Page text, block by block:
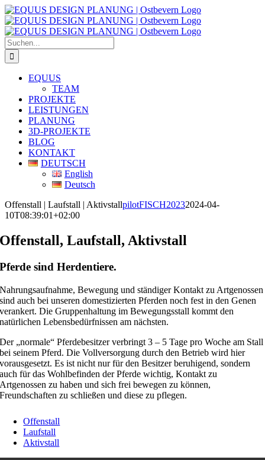
Zum
Inhalt
springen
Suche
nach:
EQUUS
TEAM
PROJEKTE
LEISTUNGEN
PLANUNG
3D-PROJEKTE
BLOG
KONTAKT
DEUTSCH
English
Deutsch
Offenstall | Laufstall | AktivstallpilotFISCH20232024-04-
10T08:39:01+02:00
Offenstall, Laufstall, Aktivstall
Pferde sind Herdentiere.
Nahrungsaufnahme, Bewegung und ständiger Kontakt zu Artgenossen
sind auch bei unseren domestizierten Pferden noch fest in den Genen
verankert. Die Gruppenhaltung im Bewegungsstall kommt den
natürlichen Lebensbedürfnissen am nächsten.
Der „normale“ Pferdebesitzer verbringt 3 – 5 Tage pro Woche am Stall
bei seinem Pferd. Die Vollversorgung durch den Betrieb wird hier
vorausgesetzt. Es ist nicht nur für den Besitzer beruhigend, sondern
auch für das Wohlbefinden der Pferde wichtig, Kontakt zu
Artgenossen zu haben und sich frei bewegen zu können,
Freundschaften zu schließen und diese zu pflegen.
Offenstall
Laufstall
Aktivstall